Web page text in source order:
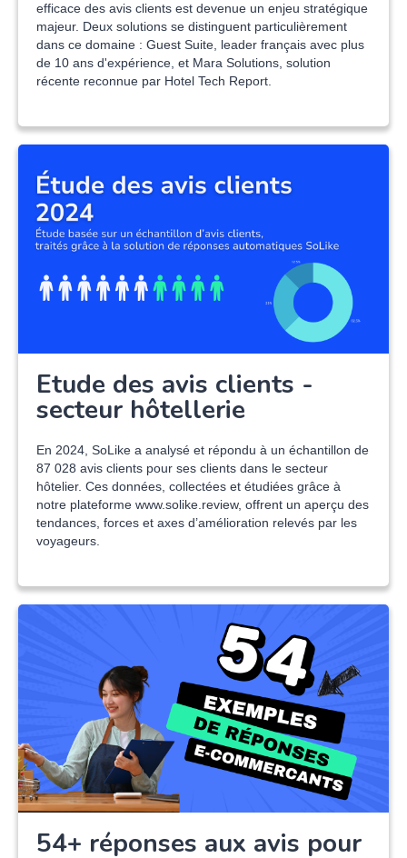
efficace des avis clients est devenue un enjeu stratégique
majeur. Deux solutions se distinguent particulièrement
dans ce domaine : Guest Suite, leader français avec plus
de 10 ans d'expérience, et Mara Solutions, solution
récente reconnue par Hotel Tech Report.
Etude des avis clients -
secteur hôtellerie
En 2024, SoLike a analysé et répondu à un échantillon de
87 028 avis clients pour ses clients dans le secteur
hôtelier. Ces données, collectées et étudiées grâce à
notre plateforme www.solike.review, offrent un aperçu des
tendances, forces et axes d’amélioration relevés par les
voyageurs.
54+ réponses aux avis pour